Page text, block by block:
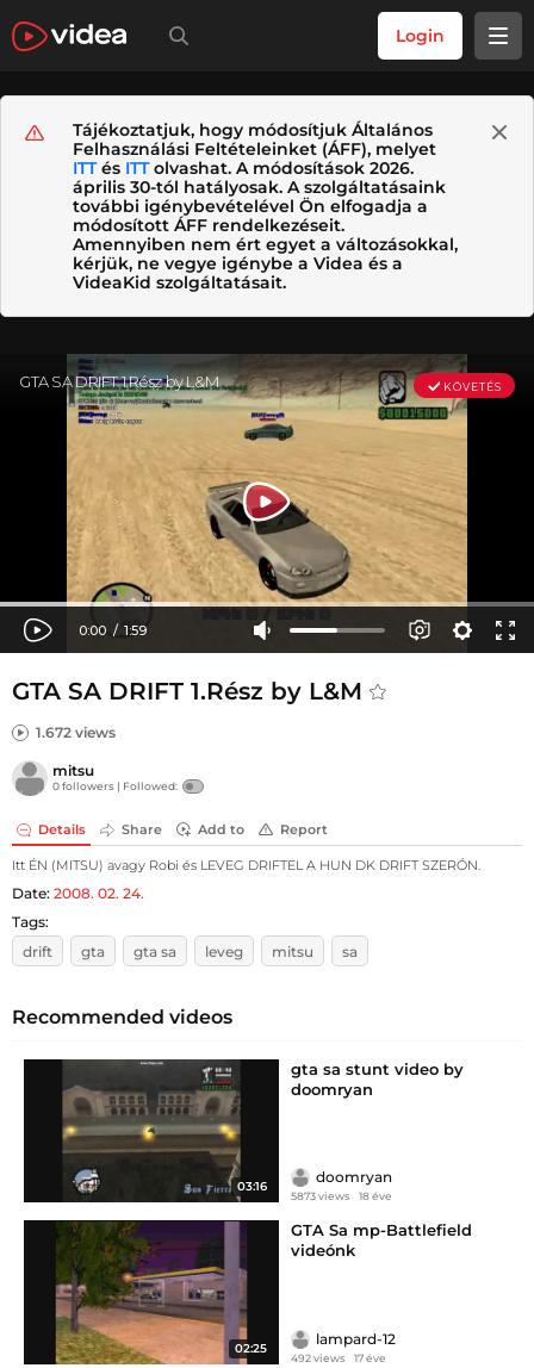
Login
Tájékoztatjuk, hogy módosítjuk Általános
Felhasználási Feltételeinket (ÁFF), melyet
ITTés ITTolvashat. A módosítások 2026.
április 30-tól hatályosak. A szolgáltatásaink
további igénybevételével Ön elfogadja a
módosított ÁFF rendelkezéseit.
Amennyiben nem ért egyet a változásokkal,
kérjük, ne vegye igénybe a Videa és a
VideaKid szolgáltatásait.
GTA SA DRIFT 1.Rész by L&M
1.672 views
mitsu
0 followers | Followed:
Details Share Add to Report
Itt ÉN (MITSU) avagy Robi és LEVEG DRIFTEL A HUN DK DRIFT SZERÓN.
Date: 2008. 02. 24.
Tags:
drift
gta gta sa leveg mitsu sa
Recommended videos
03:16
gta sa stunt video by
doomryan
doomryan
5873 views 18 éve
02:25
GTA Sa mp-Battlefield
videónk
lampard-12
492 views 17 éve